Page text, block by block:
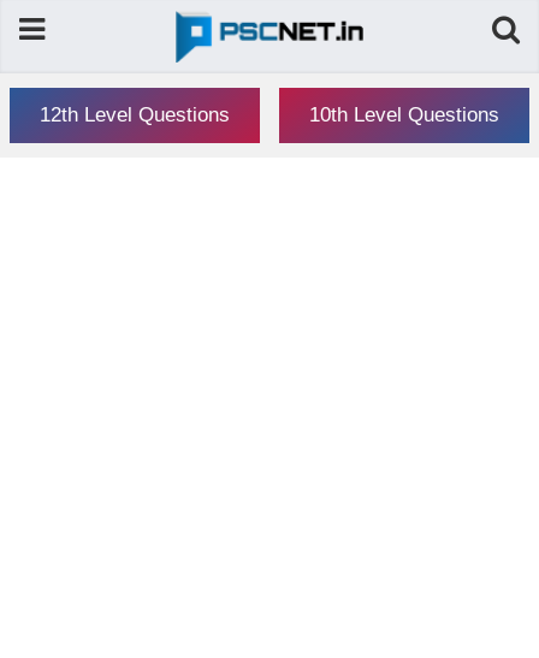
12th Level Questions 10th Level Questions